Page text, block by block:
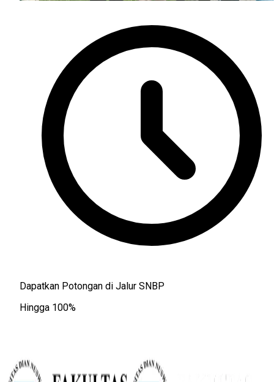
Dapatkan Potongan di Jalur SNBP
Hingga 100%